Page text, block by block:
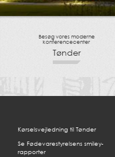
Besøg vores moderne
konferencecenter
Tønder
Kørselsvejledning til Tønder
Se Fødevarestyrelsens smiley-
rapporter